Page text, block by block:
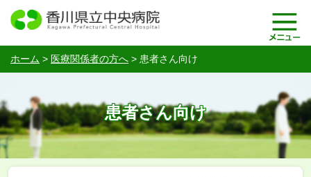
ホーム > 医療関係者の方へ > 患者さん向け
患者さん向け